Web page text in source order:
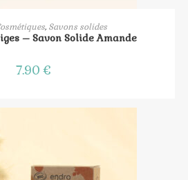
AU PANIER
, Savons solides
– Savon Solide Amande
7.90€